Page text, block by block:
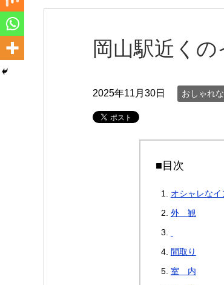
岡山駅近く
2025年11月30日 おしゃれ
■目次
オシャレな
外 観
間取り
室 内